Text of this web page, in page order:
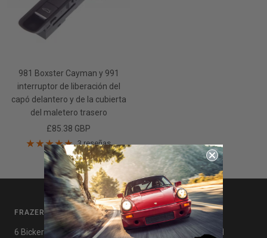
981 Boxster Cayman y 991
interruptor de liberación del
capó delantero y de la cubierta
del maletero trasero
Precio
de
venta
£85.38 GBP
3 reseñas
FRAZERPARTE
6 Bickerton Ave, Wirral,
ENLACES ÚTILES
política de privacidad